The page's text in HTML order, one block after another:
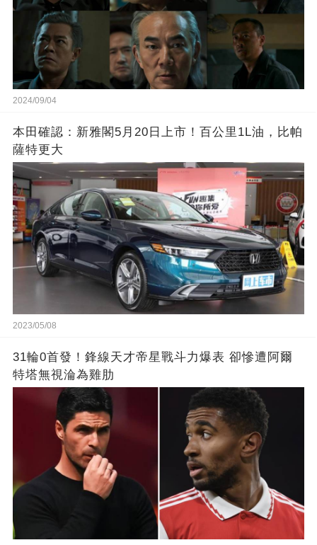
2024/09/04
本田確認：新雅閣5月20日上市！百公里1L油，比帕
薩特更大
2023/05/08
31輪0首發！鋒線天才帝星戰斗力爆表 卻慘遭阿爾
特塔無視淪為雞肋